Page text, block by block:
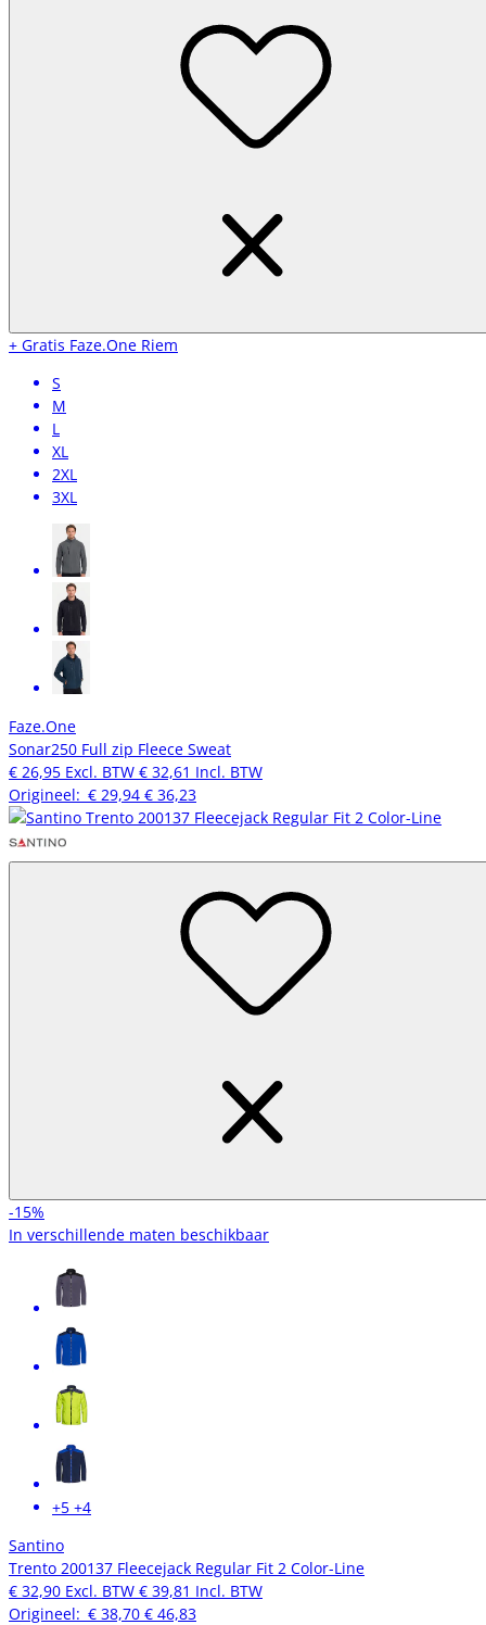
+ Gratis Faze.One Riem
S
M
L
XL
2XL
3XL
Faze.One
Sonar250 Full zip Fleece Sweat
€ 26,95 Excl. BTW € 32,61 Incl. BTW
Origineel: € 29,94 € 36,23
-15%
In verschillende maten beschikbaar
+5 +4
Santino
Trento 200137 Fleecejack Regular Fit 2 Color-Line
€ 32,90 Excl. BTW € 39,81 Incl. BTW
Origineel: € 38,70 € 46,83